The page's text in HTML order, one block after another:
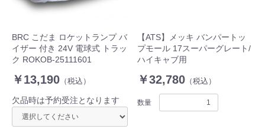
BRC こだま ロケットランプ バ
イザー 付き 24V 電球式 トラッ
ク ROKOB-25111601
￥13,190 （税込）
欠品時は予約受注となります
【ATS】メッキ バンパートッ
プモール 17スーパーグレート/
ハイキャブ用
￥32,780 （税込）
数量